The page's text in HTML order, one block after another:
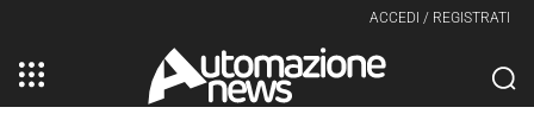
ACCEDI / REGISTRATI